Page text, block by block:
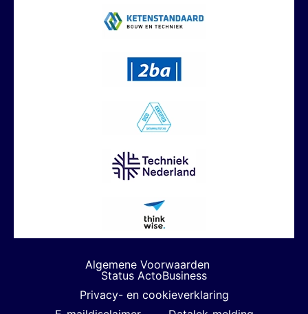
Algemene Voorwaarden
Status ActoBusiness
Privacy- en cookieverklaring